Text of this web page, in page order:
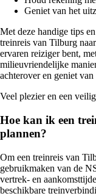
Geniet van het
Met deze handige tips
treinreis van Tilburg
ervaren reiziger bent,
milieuvriendelijke
achterover en geniet van
Veel plezier en een
Hoe kan ik een
plannen?
Om een treinreis van
gebruikmaken van de
vertrek- en
beschikbare